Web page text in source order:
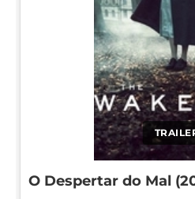
O Despertar do Mal